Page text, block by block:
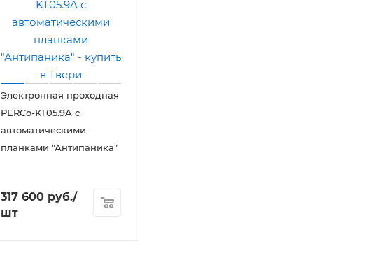
Электронная проходная
PERCo-KT05.9A с
автоматическими
планками "Антипаника"
317 600 руб./
шт